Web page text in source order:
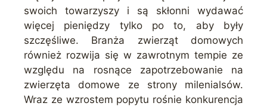
swoich towarzyszy i są skłonni wydawać
więcej pieniędzy tylko po to, aby były
szczęśliwe. Branża zwierząt domowych
również rozwija się w zawrotnym tempie ze
względu na rosnące zapotrzebowanie na
zwierzęta domowe ze strony milenialsów.
Wraz ze wzrostem popytu rośnie konkurencja